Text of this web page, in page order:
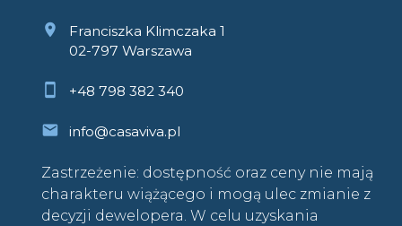
Franciszka Klimczaka 1
02-797 Warszawa
+48 798 382 340
info@casaviva.pl
Zastrzeżenie: dostępność oraz ceny nie mają
charakteru wiążącego i mogą ulec zmianie z
decyzji dewelopera. W celu uzyskania